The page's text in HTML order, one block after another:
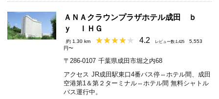
ＡＮＡクラウンプラザホテル成田 ｂ
ｙ ＩＨＧ
約 1.30 km 4.2 レビュー数:1,425
5,553
円〜
〒286-0107 千葉県成田市堀之内68
アクセス JR成田駅東口4番バス停⇔ホテル間、成田
空港第1＆第２ターミナル⇔ホテル間 無料シャトル
バス運行中。